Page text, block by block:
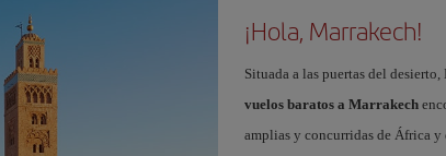
¡Hola, Marrakech!
Situada a las puertas del
vuelos baratos a Marrakech
amplias y concurridas de África